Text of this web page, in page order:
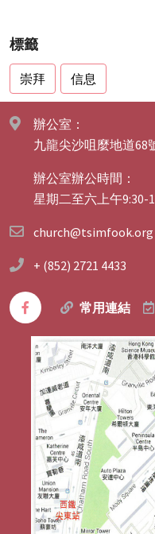
標籤
崇拜 信息
辦公室：
九龍尖沙咀麼地道68
辦公室辦公時間：
星期二至六上午9:30-
church@tsimfook.org
+ (852) 2721 4433
常用連結